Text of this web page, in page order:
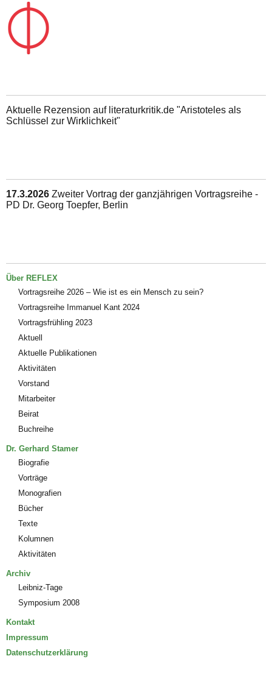
Aktuelle Rezension auf literaturkritik.de "Aristoteles als
Schlüssel zur Wirklichkeit"
17.3.2026 Zweiter Vortrag der ganzjährigen Vortragsreihe -
PD Dr. Georg Toepfer, Berlin
Über REFLEX
Vortragsreihe 2026 – Wie ist es ein Mensch zu sein?
Vortragsreihe Immanuel Kant 2024
Vortragsfrühling 2023
Aktuell
Aktuelle Publikationen
Aktivitäten
Vorstand
Mitarbeiter
Beirat
Buchreihe
Dr. Gerhard Stamer
Biografie
Vorträge
Monografien
Bücher
Texte
Kolumnen
Aktivitäten
Archiv
Leibniz-Tage
Symposium 2008
Kontakt
Impressum
Datenschutzerklärung